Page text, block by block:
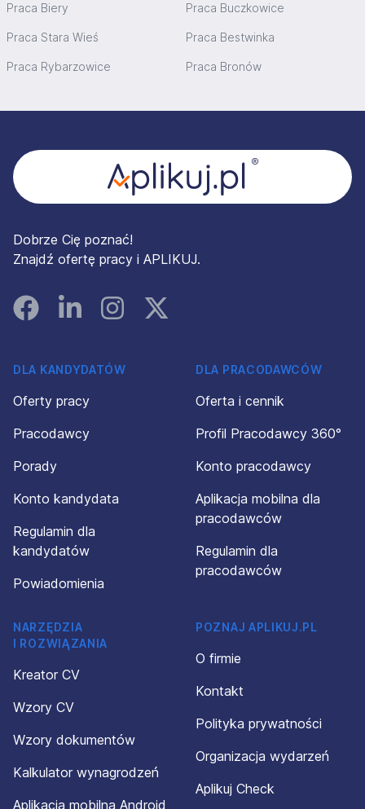
Praca Biery Praca Buczkowice
Praca Stara Wieś Praca Bestwinka
Praca Rybarzowice Praca Bronów
Dobrze Cię poznać!
Znajdź ofertę pracy i APLIKUJ.
FacebookLinked InInstagramInstagram
DLA KANDYDATÓW
Oferty pracy
Pracodawcy
Porady
Konto kandydata
Regulamin dla
kandydatów
Powiadomienia
DLA PRACODAWCÓW
Oferta i cennik
Profil Pracodawcy 360°
Konto pracodawcy
Aplikacja mobilna dla
pracodawców
Regulamin dla
pracodawców
NARZĘDZIA
I ROZWIĄZANIA
Kreator CV
Wzory CV
Wzory dokumentów
Kalkulator wynagrodzeń
Aplikacja mobilna Android
POZNAJ APLIKUJ.PL
O firmie
Kontakt
Polityka prywatności
Organizacja wydarzeń
Aplikuj Check